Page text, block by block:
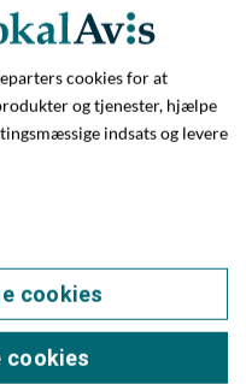
en flok herlige unge
arbejdet stenhårdt
og kommer godt
sige, at jeg er rigtig
var rykket op,
har skrevet kontrakt
cookies for at
og tjenester, hjælpe
indsats og levere
cookies
cookies